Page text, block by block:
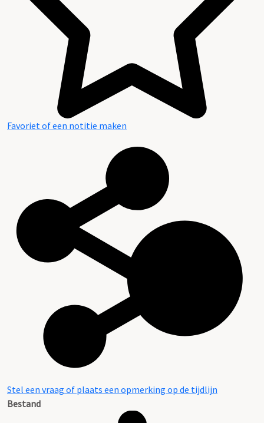
Favoriet of een notitie maken
Stel een vraag of plaats een opmerking op de tijdlijn
Bestand